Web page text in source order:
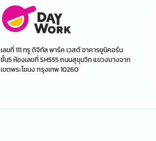
เลขที่ 111 ทรู ดิจิทัล พาร์ค เวสต์ อาคารยูนิคอร์น
ชั้น5 ห้องเลขที่ SH555 ถนนสุขุมวิท แขวงบางจาก
เขตพระโขนง กรุงเทพ 10260